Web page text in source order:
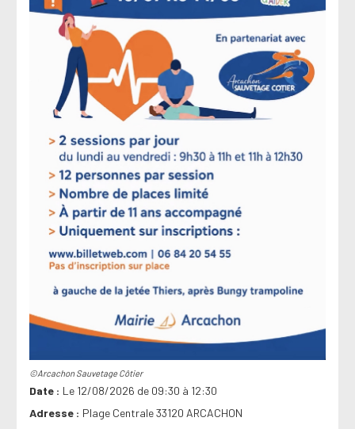
©Arcachon Sauvetage Côtier
Date
Le 12/08/2026 de 09:30 à 12:30
Adresse
Plage Centrale 33120 ARCACHON